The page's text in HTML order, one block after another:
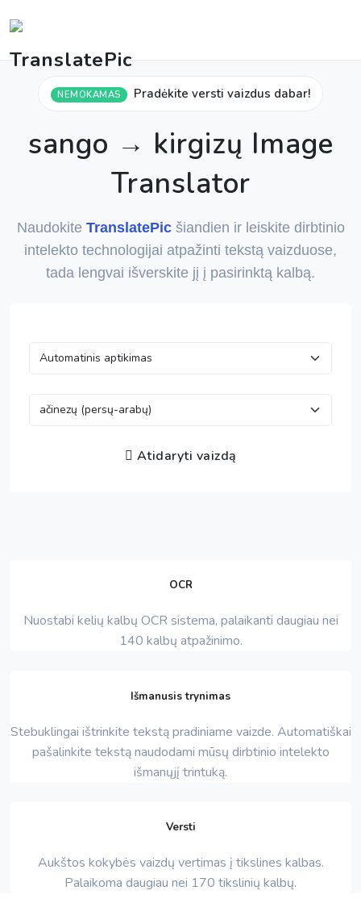
NEMOKAMAS Pradėkite versti vaizdus dabar!
sango → kirgizų Image
Translator
Naudokite TranslatePicšiandien ir leiskite dirbtinio
intelekto technologijai atpažinti tekstą vaizduose,
tada lengvai išverskite jį į pasirinktą kalbą.
Atidaryti vaizdą
OCR
Nuostabi kelių kalbų OCR sistema, palaikanti daugiau nei
140 kalbų atpažinimo.
Išmanusis trynimas
Stebuklingai ištrinkite tekstą pradiniame vaizde. Automatiškai
pašalinkite tekstą naudodami mūsų dirbtinio intelekto
išmanųjį trintuką.
Versti
Aukštos kokybės vaizdų vertimas į tikslines kalbas.
Palaikoma daugiau nei 170 tikslinių kalbų.